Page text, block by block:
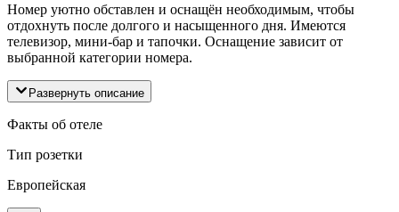
Номер уютно обставлен и оснащён необходимым, чтобы
отдохнуть после долгого и насыщенного дня. Имеются
телевизор, мини-бар и тапочки. Оснащение зависит от
выбранной категории номера.
Развернуть описание
Факты об отеле
Тип розетки
Европейская